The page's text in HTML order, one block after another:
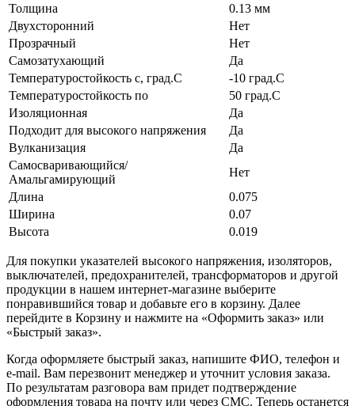
Толщина
0.13 мм
Двухсторонний
Нет
Прозрачный
Нет
Самозатухающий
Да
Температуростойкость с, град.C
-10 град.C
Температуростойкость по
50 град.C
Изоляционная
Да
Подходит для высокого напряжения
Да
Вулканизация
Да
Самосваривающийся/
Амальгамирующий
Нет
Длина
0.075
Ширина
0.07
Высота
0.019
Для покупки указателей высокого напряжения, изоляторов,
выключателей, предохранителей, трансформаторов и другой
продукции в нашем интернет-магазине выберите
понравившийся товар и добавьте его в корзину. Далее
перейдите в Корзину и нажмите на «Оформить заказ» или
«Быстрый заказ».
Когда оформляете быстрый заказ, напишите ФИО, телефон и
e-mail. Вам перезвонит менеджер и уточнит условия заказа.
По результатам разговора вам придет подтверждение
оформления товара на почту или через СМС. Теперь останется